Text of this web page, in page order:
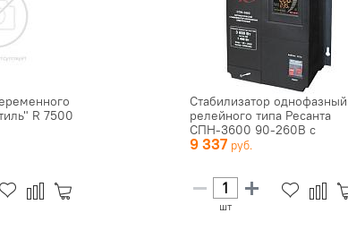
R 7500
Стабилизатор однофазный
релейного типа Ресанта
СПН-3600 90-260В с
цифровой ...
9 337
шт